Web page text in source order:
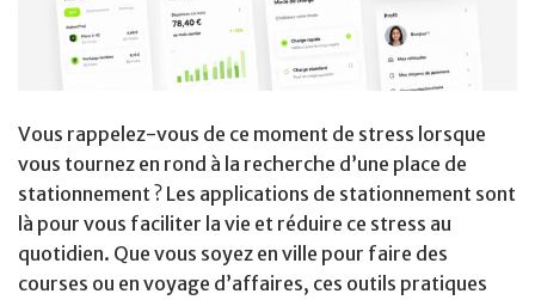
Vous rappelez-vous de ce moment de stress lorsque
vous tournez en rond à la recherche d’une place de
stationnement ? Les applications de stationnement sont
là pour vous faciliter la vie et réduire ce stress au
quotidien. Que vous soyez en ville pour faire des
courses ou en voyage d’affaires, ces outils pratiques